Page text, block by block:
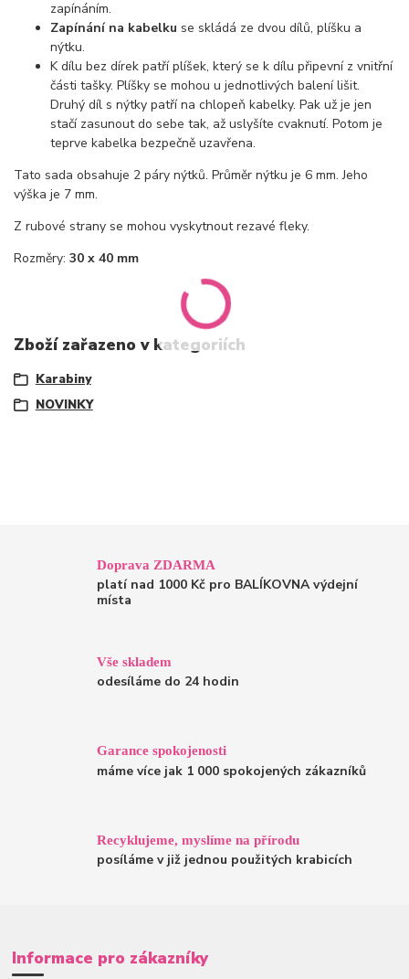
zapínáním.
Zapínání na kabelku se skládá ze dvou dílů, plíšku a
nýtku.
K dílu bez dírek patří plíšek, který se k dílu připevní z vnitřní
části tašky. Plíšky se mohou u jednotlivých balení lišit.
Druhý díl s nýtky patří na chlopeň kabelky. Pak už je jen
stačí zasunout do sebe tak, až uslyšíte cvaknutí. Potom je
teprve kabelka bezpečně uzavřena.
Tato sada obsahuje 2 páry nýtků. Průměr nýtku je 6 mm. Jeho
výška je 7 mm.
Z rubové strany se mohou vyskytnout rezavé fleky.
Rozměry: 30 x 40 mm
Zboží zařazeno v kategoriích
Karabiny
NOVINKY
Doprava ZDARMA
platí nad 1000 Kč pro BALÍKOVNA výdejní
místa
Vše skladem
odesíláme do 24 hodin
Garance spokojenosti
máme více jak 1 000 spokojených zákazníků
Recyklujeme, myslíme na přírodu
posíláme v již jednou použitých krabicích
Informace pro zákazníky